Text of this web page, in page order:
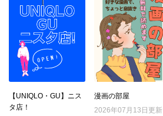
【UNIQLO・GU】ニス
タ店！
漫画の部屋
2026年07月13日更新